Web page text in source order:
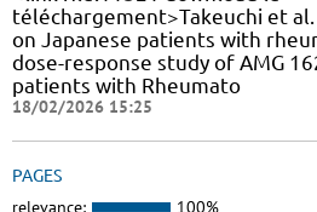
téléchargement>Takeuchi et
on Japanese patients with
dose-response study of AMG
patients with Rheumato
18/02/2026 15:25
PAGES
relevance: 100%